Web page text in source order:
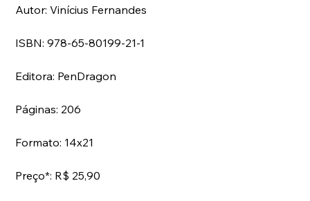
Autor: Vinícius Fernandes
ISBN: 978-65-80199-21-1
Editora: PenDragon
Páginas: 206
Formato: 14x21
Preço*: R$ 25,90